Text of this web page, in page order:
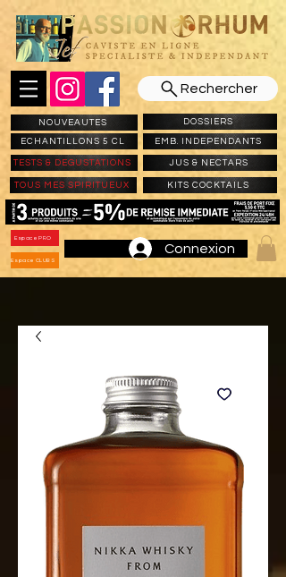
Rechercher
NOUVEAUTES
ECHANTILLONS 5 CL
DOSSIERS
EMB. INDEPENDANTS
TESTS & DEGUSTATIONS JUS & NECTARS
TOUS MES SPIRITUEUX KITS COCKTAILS
Espace PRO
Espace CLUBS
Connexion